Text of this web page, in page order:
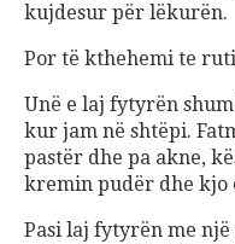
kujdesur për lëkurën.
Por të kthehemi te
Unë e laj fytyrën
kur jam në shtëpi.
pastër dhe pa akne,
kremin pudër dhe kjo
Pasi laj fytyrën me